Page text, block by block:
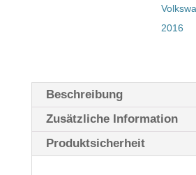
2016
Beschreibung
Zusätzliche Information
Produktsicherheit